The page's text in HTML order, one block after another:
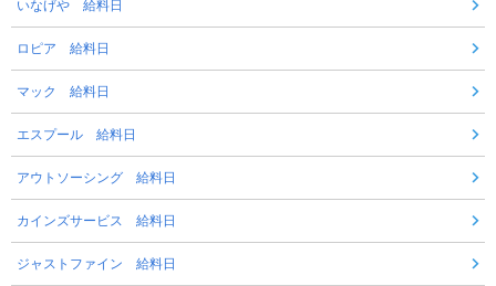
いなげや 給料日
ロピア 給料日
マック 給料日
エスプール 給料日
アウトソーシング 給料日
カインズサービス 給料日
ジャストファイン 給料日